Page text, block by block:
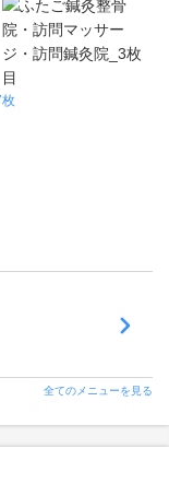
全てのメニューを見る